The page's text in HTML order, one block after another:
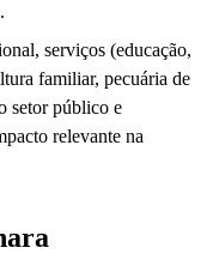
serviços (educação,
familiar, pecuária de
setor público e
relevante na